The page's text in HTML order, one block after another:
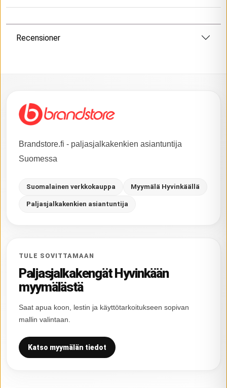
Recensioner
Brandstore.fi - paljasjalkakenkien asiantuntija
Suomessa
Suomalainen verkkokauppa Myymälä Hyvinkäällä
Paljasjalkakenkien asiantuntija
TULE SOVITTAMAAN
Paljasjalkakengät Hyvinkään
myymälästä
Saat apua koon, lestin ja käyttötarkoitukseen sopivan
mallin valintaan.
Katso myymälän tiedot